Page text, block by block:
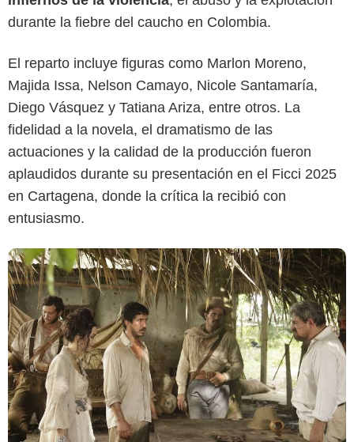
durante la fiebre del caucho en Colombia.
El reparto incluye figuras como Marlon Moreno,
Majida Issa, Nelson Camayo, Nicole Santamaría,
Diego Vásquez y Tatiana Ariza, entre otros. La
fidelidad a la novela, el dramatismo de las
actuaciones y la calidad de la producción fueron
aplaudidos durante su presentación en el Ficci 2025
en Cartagena, donde la crítica la recibió con
entusiasmo.
Canal Capital